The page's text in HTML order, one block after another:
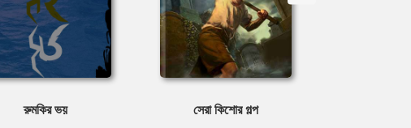
রুমকির ভয় সেরা কিশাের গল্প